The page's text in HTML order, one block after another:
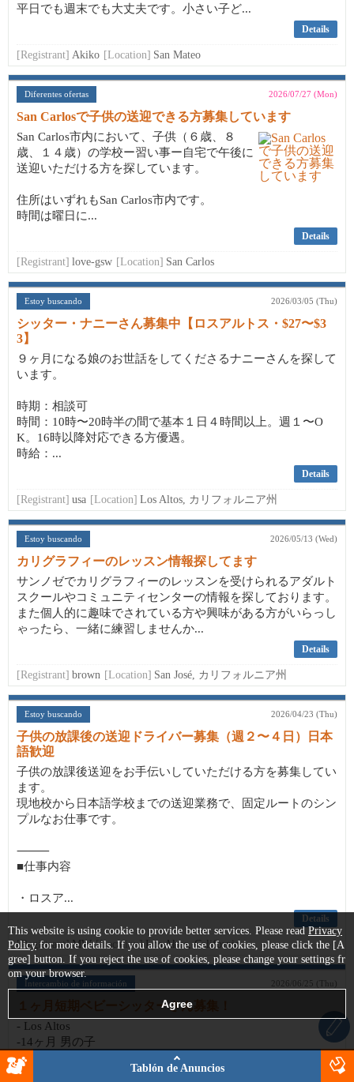
平日でも週末でも大丈夫です。小さい子ど...
Details
[Registrant] Akiko [Location] San Mateo
Diferentes ofertas 2026/07/27 (Mon)
San Carlosで子供の送迎できる方募集しています
San Carlos市内において、子供（６歳、８
歳、１４歳）の学校ー習い事ー自宅で午後に
送迎いただける方を探しています。
住所はいずれもSan Carlos市内です。
時間は曜日に...
Details
[Registrant] love-gsw [Location] San Carlos
Estoy buscando 2026/03/05 (Thu)
シッター・ナニーさん募集中【ロスアルトス・$27〜$3
3】
９ヶ月になる娘のお世話をしてくださるナニーさんを探して
います。
時期：相談可
時間：10時〜20時半の間で基本１日４時間以上。週１〜O
K。16時以降対応できる方優遇。
時給：...
Details
[Registrant] usa [Location] Los Altos, カリフォルニア州
Estoy buscando 2026/05/13 (Wed)
カリグラフィーのレッスン情報探してます
サンノゼでカリグラフィーのレッスンを受けられるアダルト
スクールやコミュニティセンターの情報を探しております。
また個人的に趣味でされている方や興味がある方がいらっし
ゃったら、一緒に練習しませんか...
Details
[Registrant] brown [Location] San José, カリフォルニア州
Estoy buscando 2026/04/23 (Thu)
子供の放課後の送迎ドライバー募集（週２〜４日）日本
語歓迎
子供の放課後送迎をお手伝いしていただける方を募集してい
ます。
現地校から日本語学校までの送迎業務で、固定ルートのシン
プルなお仕事です。
⸻
■仕事内容
・ロスア...
Details
[Registrant] MW [Location] Los Altos, California
Intercambio de información 2026/06/25 (Thu)
１ヶ月短期ベビーシッターさん募集！
- Los Altos
-14ヶ月 男の子
-明るく元気な方希望
Tablón de Anuncios
This website is using cookie to provide better services. Please readPrivacy
Policy for more details. If you allow the use of cookies, please click the [A
gree] button. If you reject the use of cookies, please change your settings fr
om your browser.